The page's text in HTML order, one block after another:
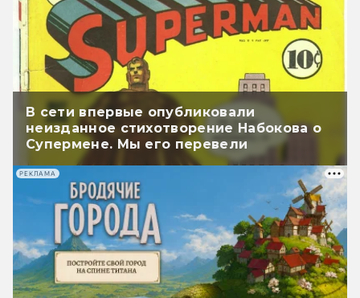
В сети впервые опубликовали
неизданное стихотворение Набокова о
Супермене. Мы его перевели
РЕКЛАМА